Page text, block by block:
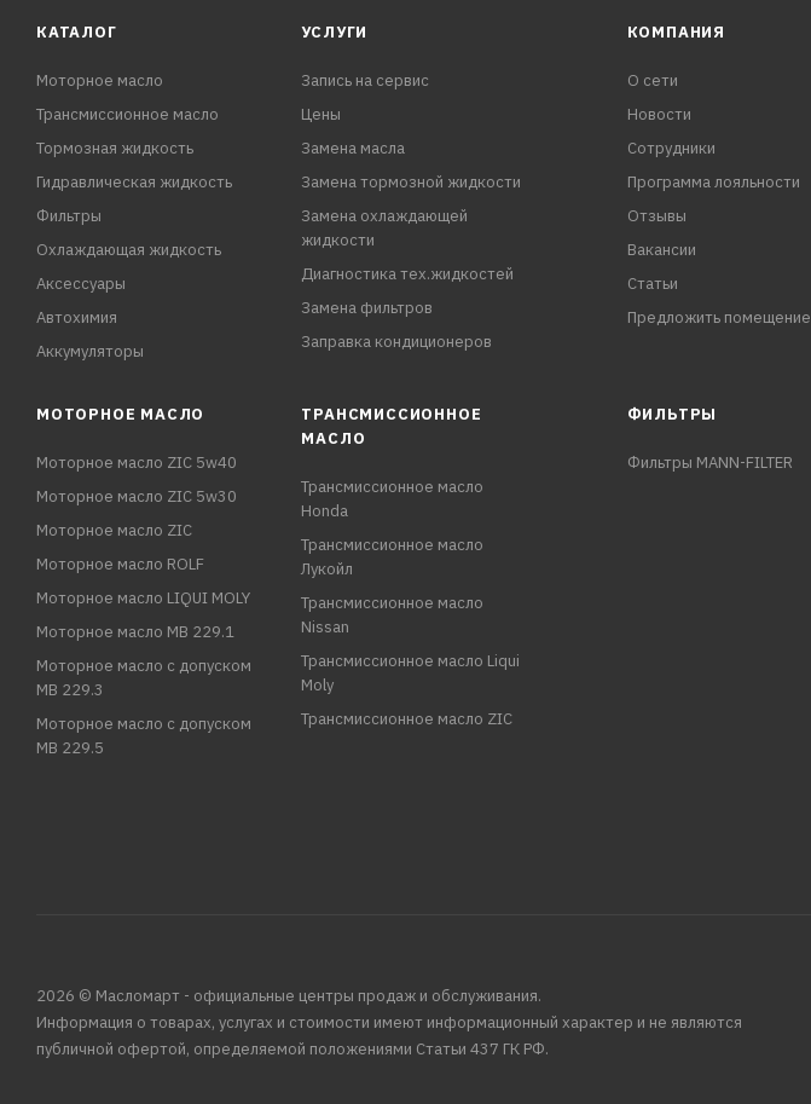
КАТАЛОГ
Моторное масло
Трансмиссионное масло
Тормозная жидкость
Гидравлическая жидкость
Фильтры
Охлаждающая жидкость
Аксессуары
Автохимия
Аккумуляторы
УСЛУГИ
Запись на сервис
Цены
Замена масла
Замена тормозной жидкости
Замена охлаждающей
жидкости
Диагностика тех.жидкостей
Замена фильтров
Заправка кондиционеров
КОМПАНИЯ
О сети
Новости
Сотрудники
Программа лояльности
Отзывы
Вакансии
Статьи
Предложить помещение
МОТОРНОЕ МАСЛО
Моторное масло ZIC 5w40
Моторное масло ZIC 5w30
Моторное масло ZIC
Моторное масло ROLF
Моторное масло LIQUI MOLY
Моторное масло MB 229.1
Моторное масло с допуском
MB 229.3
Моторное масло с допуском
MB 229.5
ТРАНСМИССИОННОЕ
МАСЛО
Трансмиссионное масло
Honda
Трансмиссионное масло
Лукойл
Трансмиссионное масло
Nissan
Трансмиссионное масло Liqui
Moly
Трансмиссионное масло ZIC
ФИЛЬТРЫ
Фильтры MANN-FILTER
2026 © Масломарт - официальные центры продаж и обслуживания.
Информация о товарах, услугах и стоимости имеют информационный характер и не являются
публичной офертой, определяемой положениями Статьи 437 ГК РФ.